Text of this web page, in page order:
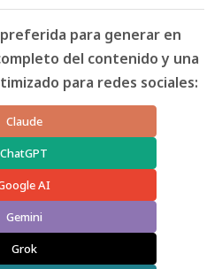
para generar en
del contenido y una
para redes sociales:
Claude
ChatGPT
AI
Gemini
Grok